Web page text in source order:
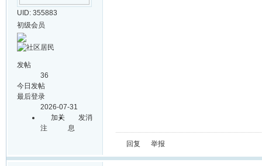
UID: 355883
初级会员
发帖
36
今日发帖
最后登录
2026-07-31
加关
注
发消
息
回复 举报